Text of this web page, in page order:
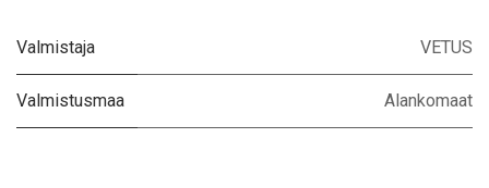
Valmistaja VETUS
Valmistusmaa Alankomaat